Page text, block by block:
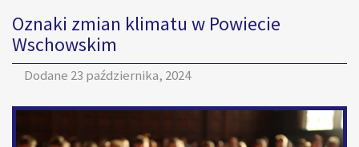
Oznaki zmian klimatu w Powiecie
Wschowskim
Dodane 23 października, 2024